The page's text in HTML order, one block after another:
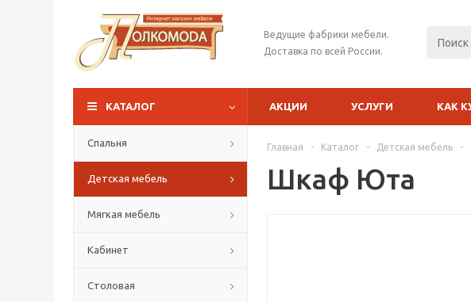
Ведущие фабрики мебели.
Доставка по всей России.
КАТАЛОГ АКЦИИ УСЛУГИ КАК
Спальня
Детская мебель
Мягкая мебель
Кабинет
Столовая
Главная - Каталог - Детская мебель -
Шкаф Юта